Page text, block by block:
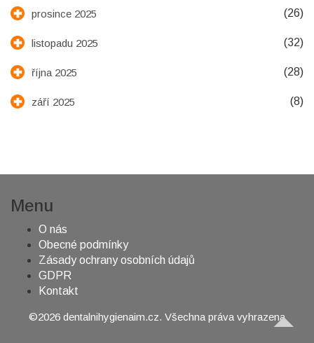
prosince 2025 (26)
listopadu 2025 (32)
října 2025 (28)
září 2025 (8)
Menu
O nás
Obecné podmínky
Zásady ochrany osobních údajů
GDPR
Kontakt
©2026 dentalnihygienaim.cz. Všechna práva vyhrazena